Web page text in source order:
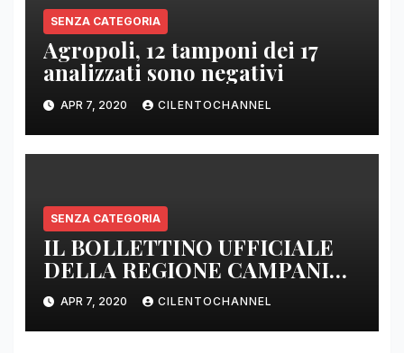
SENZA CATEGORIA
Agropoli, 12 tamponi dei 17
analizzati sono negativi
APR 7, 2020 CILENTOCHANNEL
SENZA CATEGORIA
IL BOLLETTINO UFFICIALE
DELLA REGIONE CAMPANIA
DELLE ORE 22.00
APR 7, 2020 CILENTOCHANNEL